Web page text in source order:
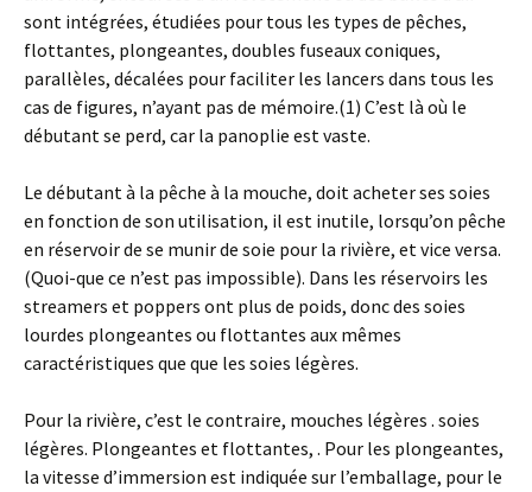
sont intégrées, étudiées pour tous les types de pêches,
flottantes, plongeantes, doubles fuseaux coniques,
parallèles, décalées pour faciliter les lancers dans tous les
cas de figures, n’ayant pas de mémoire.(1) C’est là où le
débutant se perd, car la panoplie est vaste.
Le débutant à la pêche à la mouche, doit acheter ses soies
en fonction de son utilisation, il est inutile, lorsqu’on pêche
en réservoir de se munir de soie pour la rivière, et vice versa.
(Quoi-que ce n’est pas impossible). Dans les réservoirs les
streamers et poppers ont plus de poids, donc des soies
lourdes plongeantes ou flottantes aux mêmes
caractéristiques que que les soies légères.
Pour la rivière, c’est le contraire, mouches légères . soies
légères. Plongeantes et flottantes, . Pour les plongeantes,
la vitesse d’immersion est indiquée sur l’emballage, pour le